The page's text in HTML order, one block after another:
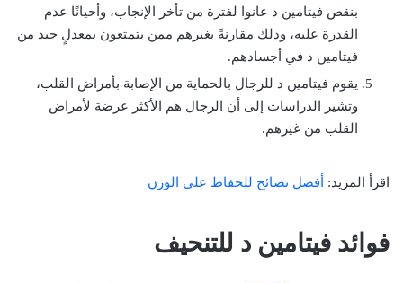
بنقص فيتامين د عانوا لفترة من تأخر الإنجاب، وأحيانًا عدم
القدرة عليه، وذلك مقارنةً بغيرهم ممن يتمتعون بمعدلٍ جيد من
فيتامين د في أجسادهم.
يقوم فيتامين د للرجال بالحماية من الإصابة بأمراض القلب،
وتشير الدراسات إلى أن الرجال هم الأكثر عرضة لأمراض
القلب من غيرهم.
اقرأ المزيد: أفضل نصائح للحفاظ على الوزن
فوائد فيتامين د للتنحيف